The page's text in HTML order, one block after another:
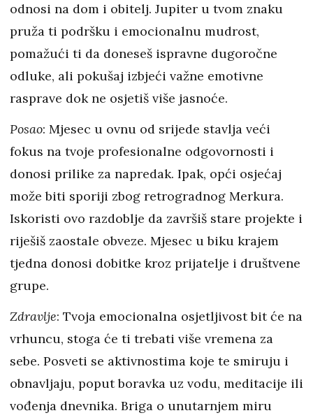
odnosi na dom i obitelj. Jupiter u tvom znaku
pruža ti podršku i emocionalnu mudrost,
pomažući ti da doneseš ispravne dugoročne
odluke, ali pokušaj izbjeći važne emotivne
rasprave dok ne osjetiš više jasnoće.
Posao: Mjesec u ovnu od srijede stavlja veći
fokus na tvoje profesionalne odgovornosti i
donosi prilike za napredak. Ipak, opći osjećaj
može biti sporiji zbog retrogradnog Merkura.
Iskoristi ovo razdoblje da završiš stare projekte i
riješiš zaostale obveze. Mjesec u biku krajem
tjedna donosi dobitke kroz prijatelje i društvene
grupe.
Zdravlje: Tvoja emocionalna osjetljivost bit će na
vrhuncu, stoga će ti trebati više vremena za
sebe. Posveti se aktivnostima koje te smiruju i
obnavljaju, poput boravka uz vodu, meditacije ili
vođenja dnevnika. Briga o unutarnjem miru